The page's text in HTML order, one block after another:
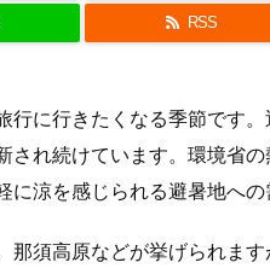
RSS
行に行きたくなる季節です
され続けています。環境省
涼を感じられる避暑地へ
那須高原などが挙げられま